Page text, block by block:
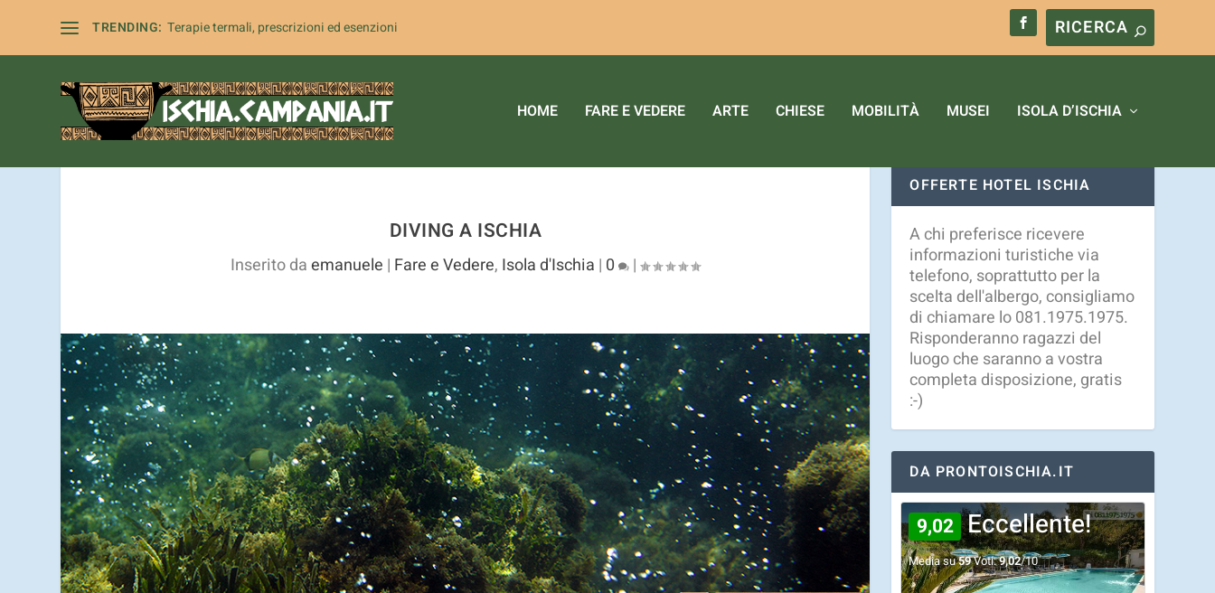
TRENDING: Terapie termali, prescrizioni ed esenzioni
HOME FARE E VEDERE ARTE CHIESE MOBILITÀ MUSEI ISOLA D’ISCHIA
DIVING A ISCHIA
Inserito daemanuele | Fare e Vedere, Isola d'Ischia | 0 |
OFFERTE HOTEL ISCHIA
A chi preferisce ricevere
informazioni turistiche via
telefono, soprattutto per la
scelta dell'albergo, consigliamo
di chiamare lo 081.1975.1975.
Risponderanno ragazzi del
luogo che saranno a vostra
completa disposizione, gratis
:-)
DA PRONTOISCHIA.IT
9,02 Eccellente!
Media su59Voti:9,02/10
I cookie ci aiutano a fornire i nostri servizi. Utilizzando tali servizi, accetti l'utilizzo dei cookie. OK